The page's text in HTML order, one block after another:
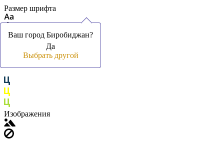
Размер шрифта
Цвет фона и шрифта
Изображения
Ваш город Биробиджан?
Да
Выбрать другой
Ваш город Биробиджан?
Да
Выбрать другой